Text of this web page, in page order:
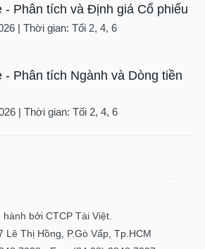
- Phân tích và Định giá Cổ phiếu
| Thời gian: Tối 2, 4, 6
- Phân tích Ngành và Dòng tiền
| Thời gian: Tối 2, 4, 6
hành bởi CTCP Tài Việt.
Lê Thị Hồng, P.Gò Vấp, Tp.HCM